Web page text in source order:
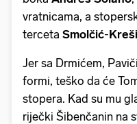
vratnicama, a
terceta Smolčić-
Jer sa Drmićem,
formi, teško da će
stopera. Kad su mu
riječki Šibenčanin na